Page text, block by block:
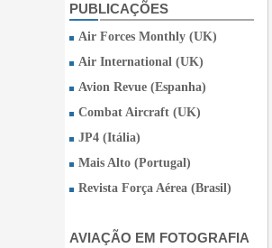
PUBLICAÇÕES
Air Forces Monthly (UK)
Air International (UK)
Avion Revue (Espanha)
Combat Aircraft (UK)
JP4 (Itália)
Mais Alto (Portugal)
Revista Força Aérea (Brasil)
AVIAÇÃO EM FOTOGRAFIA